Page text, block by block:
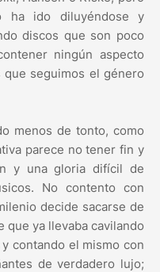
ha ido diluyéndose y
discos que son poco
ningún aspecto
que seguimos el género
menos de tonto, como
parece no tener fin y
y una gloria difícil de
No contento con
decide sacarse de
que ya llevaba cavilando
contando el mismo con
de verdadero lujo;